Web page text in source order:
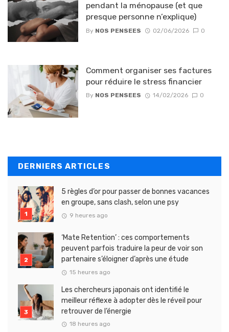
pendant la ménopause (et que
presque personne n’explique)
By NOS PENSEES 02/06/2026 0
Comment organiser ses factures
pour réduire le stress financier
By NOS PENSEES 14/02/2026 0
DERNIERS ARTICLES
5 règles d’or pour passer de bonnes vacances
en groupe, sans clash, selon une psy
9 heures ago
‘Mate Retention’ : ces comportements
peuvent parfois traduire la peur de voir son
partenaire s’éloigner d’après une étude
15 heures ago
Les chercheurs japonais ont identifié le
meilleur réflexe à adopter dès le réveil pour
retrouver de l’énergie
18 heures ago